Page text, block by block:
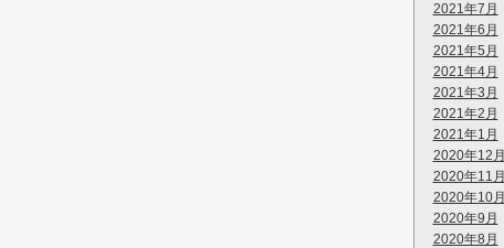
2021年7月
2021年6月
2021年5月
2021年4月
2021年3月
2021年2月
2021年1月
2020年12月
2020年11月
2020年10月
2020年9月
2020年8月